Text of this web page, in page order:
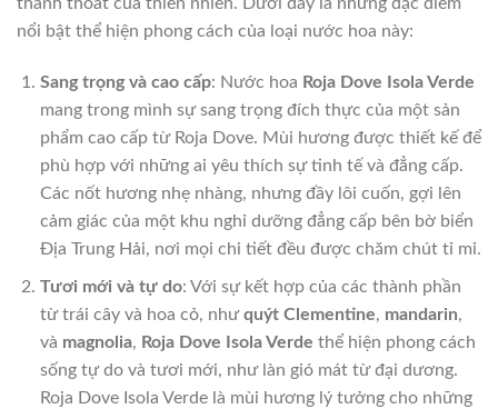
nổi bật thể hiện phong cách của loại nước hoa này:
Sang trọng và cao cấp: Nước hoa Roja Dove Isola Verde
mang trong mình sự sang trọng đích thực của một sản
phẩm cao cấp từ Roja Dove. Mùi hương được thiết kế để
phù hợp với những ai yêu thích sự tinh tế và đẳng cấp.
Các nốt hương nhẹ nhàng, nhưng đầy lôi cuốn, gợi lên
cảm giác của một khu nghỉ dưỡng đẳng cấp bên bờ biển
Địa Trung Hải, nơi mọi chi tiết đều được chăm chút tỉ mỉ.
Tươi mới và tự do: Với sự kết hợp của các thành phần
từ trái cây và hoa cỏ, nhưquýt Clementine, mandarin,
và magnolia, Roja Dove Isola Verde thể hiện phong cách
sống tự do và tươi mới, như làn gió mát từ đại dương.
Roja Dove Isola Verde là mùi hương lý tưởng cho những